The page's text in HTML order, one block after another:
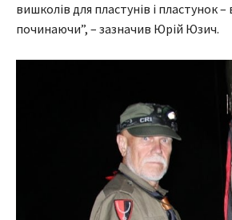
вишколів для пластунів і пластунок
починаючи”, – зазначив Юрій Юзич.